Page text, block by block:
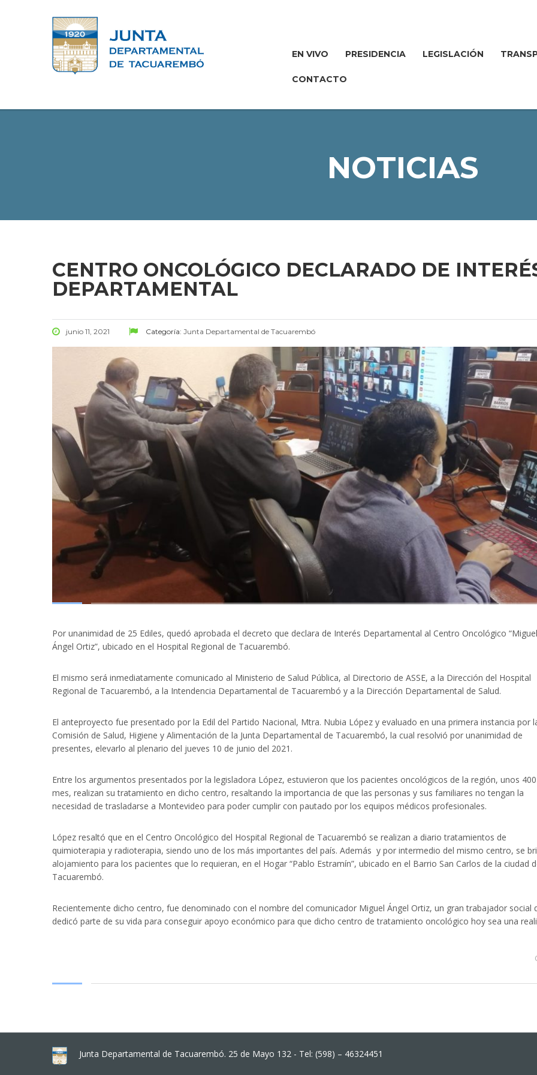
EN VIVO PRESIDENCIA LEGISLACIÓN
CONTACTO
NOTICIAS
CENTRO ONCOLÓGICO DECLARADO DE
DEPARTAMENTAL
junio 11, 2021 Categoría: Junta Departamental de Tacuarembó
Por unanimidad de 25 Ediles, quedó aprobada el decreto que declara de Interés Departamental al Centro Oncológico “Miguel
Ángel Ortiz”, ubicado en el Hospital Regional de Tacuarembó.
El mismo será inmediatamente comunicado al Ministerio de Salud Pública, al Directorio de ASSE, a la Dirección del Hospital
Regional de Tacuarembó, a la Intendencia Departamental de Tacuarembó y a la Dirección Departamental de Salud.
El anteproyecto fue presentado por la Edil del Partido Nacional, Mtra. Nubia López y evaluado en una primera instancia por
Comisión de Salud, Higiene y Alimentación de la Junta Departamental de Tacuarembó, la cual resolvió por unanimidad de
presentes, elevarlo al plenario del jueves 10 de junio del 2021.
Entre los argumentos presentados por la legisladora López, estuvieron que los pacientes oncológicos de la región, unos
mes, realizan su tratamiento en dicho centro, resaltando la importancia de que las personas y sus familiares no tengan la
necesidad de trasladarse a Montevideo para poder cumplir con pautado por los equipos médicos profesionales.
López resaltó que en el Centro Oncológico del Hospital Regional de Tacuarembó se realizan a diario tratamientos de
quimioterapia y radioterapia, siendo uno de los más importantes del país. Además y por intermedio del mismo centro, se
alojamiento para los pacientes que lo requieran, en el Hogar “Pablo Estramín”, ubicado en el Barrio San Carlos de la ciudad
Tacuarembó.
Recientemente dicho centro, fue denominado con el nombre del comunicador Miguel Ángel Ortiz, un gran trabajador social
dedicó parte de su vida para conseguir apoyo económico para que dicho centro de tratamiento oncológico hoy sea una
Junta Departamental de Tacuarembó. 25 de Mayo 132 - Tel: (598) – 46324451